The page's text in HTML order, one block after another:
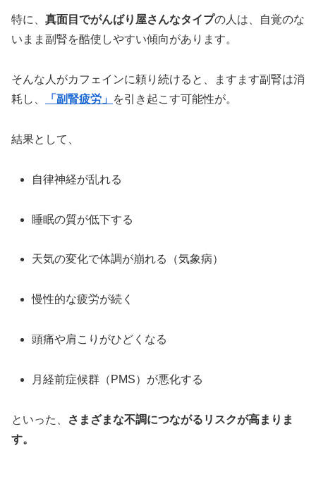
特に、 真面目でがんばり屋さんなタイプの人は、自覚のな
いまま副腎を酷使しやすい傾向があります。
そんな人がカフェインに頼り続けると、ますます副腎は消
耗し、
「副腎疲労」 を引き起こす可能性が。
結果として、
自律神経が乱れる
睡眠の質が低下する
天気の変化で体調が崩れる（気象病）
慢性的な疲労が続く
頭痛や肩こりがひどくなる
月経前症候群（PMS）が悪化する
といった、
さまざまな不調につながるリスクが高まりま
す。